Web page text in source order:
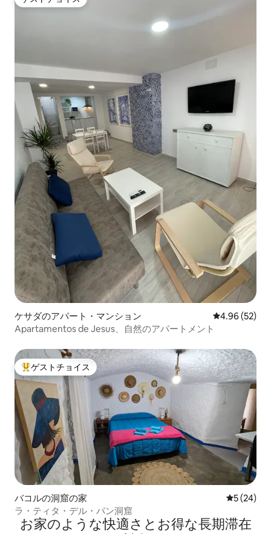
ゲストチョイス
ケサダのアパート・マンション レビュー52
4.96 (52)
Apartamentos de Jesus、自然のアパートメント
大好評のゲストチョイスです。
ゲストチョイス
バコルの洞窟の家 レビュー
5 (24)
ラ・ティタ・デル・パン洞窟
お家のような快⁠適⁠さ⁠とお⁠得⁠な長⁠期⁠滞⁠在